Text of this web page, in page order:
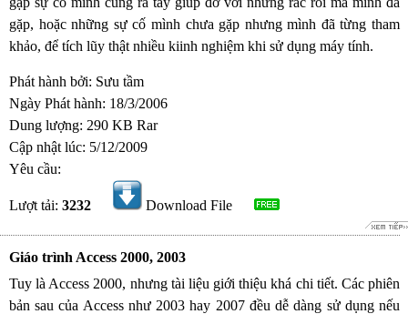
gặp, hoặc những sự cố mình chưa gặp nhưng mình đã từng tham
khảo, để tích lũy thật nhiều kiinh nghiệm khi sử dụng máy tính.
Phát hành bởi: Sưu tầm
Ngày Phát hành: 18/3/2006
Dung lượng: 290 KB Rar
Cập nhật lúc: 5/12/2009
Yêu cầu:
Lượt tải: 3232 Download File
Giáo trình Access 2000, 2003
Tuy là Access 2000, nhưng tài liệu giới thiệu khá chi tiết. Các phiên
bản sau của Access như 2003 hay 2007 đều dễ dàng sử dụng nếu